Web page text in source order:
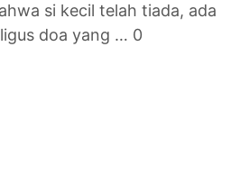
si kecil telah tiada, ada
doa yang … 0